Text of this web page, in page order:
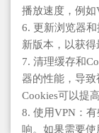
播放速度，例如
6. 更新浏览器
新版本，以获得
7. 清理缓存和
器的性能，导
Cookies可以提
8. 使用VPN：
响。如果需要